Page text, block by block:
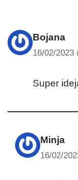
Bojana
16/02/2023
Super
Minja
16/02/